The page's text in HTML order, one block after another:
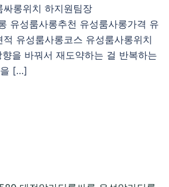
롱위치 하지원팀장
유성룸사롱추천 유성룸사롱가격 유
유성룸사롱코스 유성룸사롱위치
을 바꿔서 재도약하는 걸 반복하는
을 […]